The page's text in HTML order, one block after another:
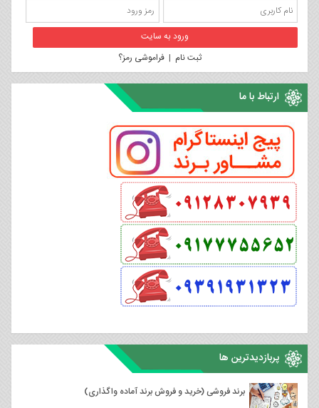
ثبت نام |فراموشی رمز؟
ارتباط با ما
پربازدیدترین ها
برند فروشی (خرید و فروش برند آماده واگذاری)